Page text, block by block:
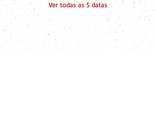
Ver todas as 5 datas